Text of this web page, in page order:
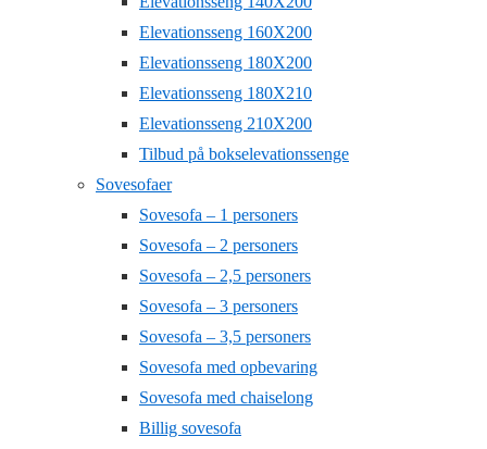
Elevationsseng 160X200
Elevationsseng 180X200
Elevationsseng 180X210
Elevationsseng 210X200
Tilbud på bokselevationssenge
Sovesofaer
Sovesofa – 1 personers
Sovesofa – 2 personers
Sovesofa – 2,5 personers
Sovesofa – 3 personers
Sovesofa – 3,5 personers
Sovesofa med opbevaring
Sovesofa med chaiselong
Billig sovesofa